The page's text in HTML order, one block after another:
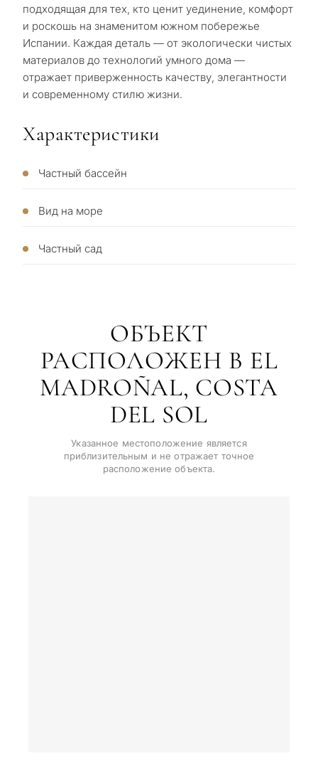
подходящая для тех, кто ценит уединение, комфорт
и роскошь на знаменитом южном побережье
Испании. Каждая деталь — от экологически чистых
материалов до технологий умного дома —
отражает приверженность качеству, элегантности
и современному стилю жизни.
Характеристики
Частный бассейн
Вид на море
Частный сад
ОБЪЕКТ
РАСПОЛОЖЕН В EL
MADROÑAL, COSTA
DEL SOL
Указанное местоположение является
приблизительным и не отражает точное
расположение объекта.
Без обязательств •
Конфиденциально • Под ваш